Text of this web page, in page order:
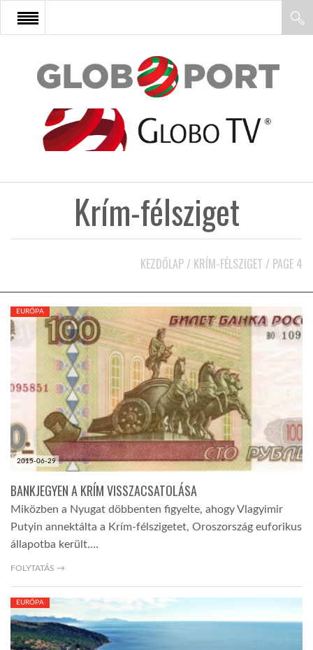
FŐOLDAL
AFRIKA
KÖZEL-KELET
AUSZTRÁLIA
A VILÁG ITTHON
GLOBOTV BP
Krím-félsziget
KEZDŐLAP / KRÍM-FÉLSZIGET / PAGE 4
2015-06-29
EURÓPA
BANKJEGYEN A KRÍM VISSZACSATOLÁSA
Miközben a Nyugat döbbenten figyelte, ahogy Vlagyimir
Putyin annektálta a Krím-félszigetet, Oroszország euforikus
állapotba került.…
FOLYTATÁS →
EURÓPA